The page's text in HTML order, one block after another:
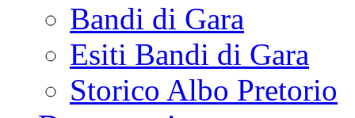
Bandi di Gara
Esiti Bandi di Gara
Storico Albo Pretorio